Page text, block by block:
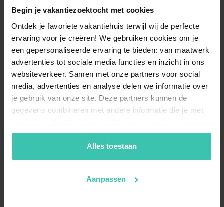
Begin je vakantiezoektocht met cookies
Ontdek je favoriete vakantiehuis terwijl wij de perfecte
ervaring voor je creëren! We gebruiken cookies om je
een gepersonaliseerde ervaring te bieden: van maatwerk
advertenties tot sociale media functies en inzicht in ons
websiteverkeer. Samen met onze partners voor social
media, advertenties en analyse delen we informatie over
je gebruik van onze site. Deze partners kunnen de
gegevens combineren met andere informatie die je met
hen hebt gedeeld of die zij hebben verzameld op basis
van je gebruik van hun diensten. Zo zorgen we ervoor dat
jouw vakantiezoektocht soepel en op maat verloopt!
Alles toestaan
Aanpassen